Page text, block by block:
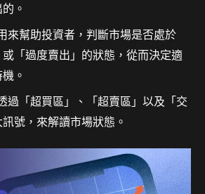
。
來幫助投資者，判斷市場是否處於
或「過度賣出」的狀態，從而決定適
。
過「超買區」、「超賣區」以及「交
號，來解讀市場狀態。